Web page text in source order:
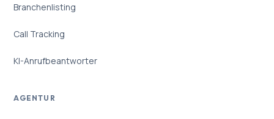
Branchenlisting
Call Tracking
KI-Anrufbeantworter
AGENTUR